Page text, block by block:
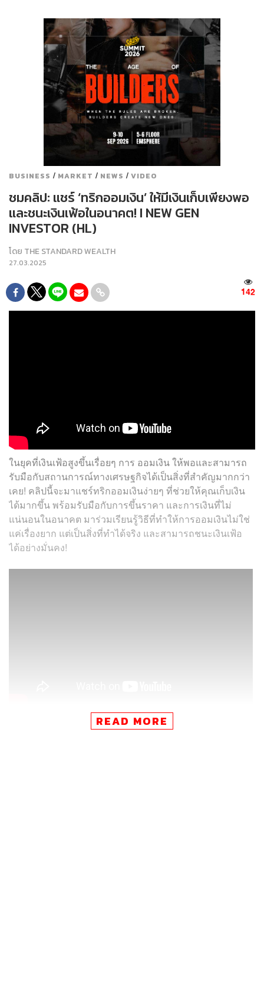
BUSINESS / MARKET / NEWS / VIDEO
ชมคลิป: แชร์ ‘ทริกออมเงิน’ ให้มีเงินเก็บเพียงพอ
และชนะเงินเฟ้อในอนาคต! I NEW GEN
INVESTOR (HL)
โดย THE STANDARD WEALTH
27.03.2025
142
ในยุคที่เงินเฟ้อสูงขึ้นเรื่อยๆ การ ออมเงิน ให้พอและสามารถ
รับมือกับสถานการณ์ทางเศรษฐกิจได้เป็นสิ่งที่สำคัญมากกว่า
เคย! คลิปนี้จะมาแชร์ทริกออมเงินง่ายๆ ที่ช่วยให้คุณเก็บเงิน
ได้มากขึ้น พร้อมรับมือกับการขึ้นราคา และการเงินที่ไม่
แน่นอนในอนาคต มาร่วมเรียนรู้วิธีที่ทำให้การออมเงินไม่ใช่
แค่เรื่องยาก แต่เป็นสิ่งที่ทำได้จริง และสามารถชนะเงินเฟ้อ
ได้อย่างมั่นคง!
ติดตามรายการ NEW GEN INVESTOR ทุกวันเสาร์ เวลา
READ MORE